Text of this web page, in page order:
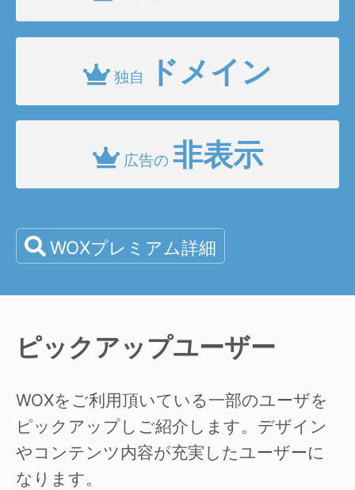
独自 ドメイン
広告の 非表示
WOXプレミアム詳細
ピックアップユーザー
WOXをご利用頂いている一部のユーザを
ピックアップしご紹介します。デザイン
やコンテンツ内容が充実したユーザーに
なります。